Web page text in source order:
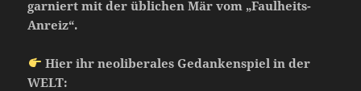
garniert mit der üblichen Mär vom „Faulheits-
Anreiz“.
Hier ihr neoliberales Gedankenspiel in der
WELT: